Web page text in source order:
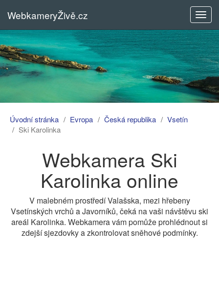
menu
WebkameryŽivě.cz
Úvodní stránka Evropa Česká republika
Vsetín
Ski Karolinka
Webkamera Ski
Karolinka online
V malebném prostředí Valašska, mezi hřebeny
Vsetínských vrchů a Javorníků, čeká na vaši návštěvu ski
areál Karolinka. Webkamera vám pomůže prohlédnout si
zdejší sjezdovky a zkontrolovat sněhové podmínky.